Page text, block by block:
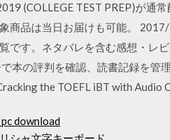
(COLLEGE TEST PREP)が通
商品は当日お届けも可能。
です。ネタバレを含む感想・レ
本の評判を確認、読書記録を
the TOEFL iBT with
download